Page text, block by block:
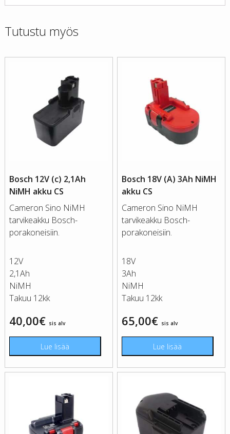
Tutustu myös
Bosch 12V (c) 2,1Ah
NiMH akku CS
Cameron Sino NiMH
tarvikeakku Bosch-
porakoneisiin.
12V
2,1Ah
NiMH
Takuu 12kk
40,00€ sis alv
Lue lisää
Bosch 18V (A) 3Ah NiMH
akku CS
Cameron Sino NiMH
tarvikeakku Bosch-
porakoneisiin.
18V
3Ah
NiMH
Takuu 12kk
65,00€ sis alv
Lue lisää